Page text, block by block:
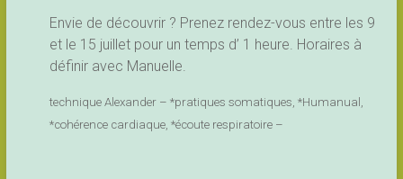
Envie de découvrir ? Prenez rendez-vous entre les 9
et le 15 juillet pour un temps d’ 1 heure. Horaires à
définir avec Manuelle.
technique Alexander – *pratiques somatiques, *Humanual,
*cohérence cardiaque, *écoute respiratoire –